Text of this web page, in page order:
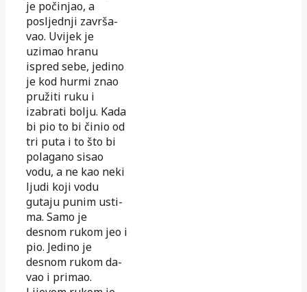
je počinjao, a
posljednji završa­
vao. Uvijek je
uzimao hranu
ispred sebe, jedino
je kod hurmi znao
pru­ži­ti ruku i
izabrati bolju. Kada
bi pio to bi činio od
tri puta i to što bi
polagano sisao
vodu, a ne kao neki
ljudi koji vodu
gutaju punim usti­
ma. Samo je
desnom rukom jeo i
pio. Jedino je
desnom rukom da­
vao i primao.